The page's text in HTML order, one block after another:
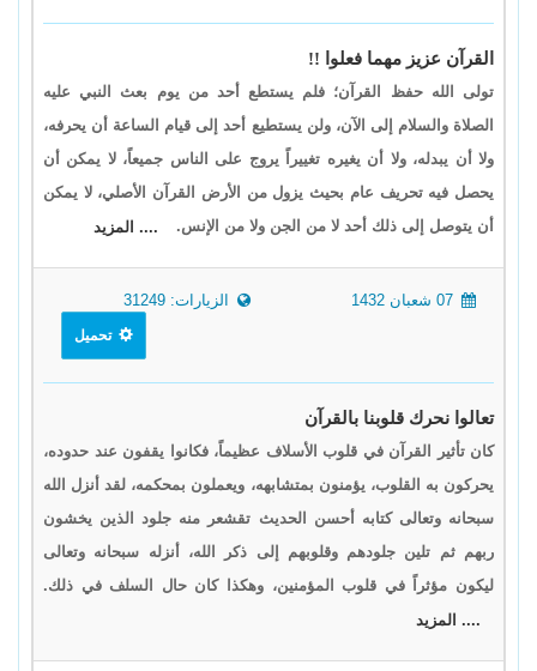
القرآن عزيز مهما فعلوا !!
تولى الله حفظ القرآن؛ فلم يستطع أحد من يوم بعث النبي عليه
الصلاة والسلام إلى الآن، ولن يستطيع أحد إلى قيام الساعة أن يحرفه،
ولا أن يبدله، ولا أن يغيره تغييراً يروج على الناس جميعاً، لا يمكن أن
يحصل فيه تحريف عام بحيث يزول من الأرض القرآن الأصلي، لا يمكن
أن يتوصل إلى ذلك أحد لا من الجن ولا من الإنس.
.... المزيد
الزيارات: 31249
تحميل
تعالوا نحرك قلوبنا بالقرآن
كان تأثير القرآن في قلوب الأسلاف عظيماً، فكانوا يقفون عند حدوده،
يحركون به القلوب، يؤمنون بمتشابهه، ويعملون بمحكمه، لقد أنزل الله
سبحانه وتعالى كتابه أحسن الحديث تقشعر منه جلود الذين يخشون
ربهم ثم تلين جلودهم وقلوبهم إلى ذكر الله، أنزله سبحانه وتعالى
ليكون مؤثراً في قلوب المؤمنين، وهكذا كان حال السلف في ذلك.
.... المزيد